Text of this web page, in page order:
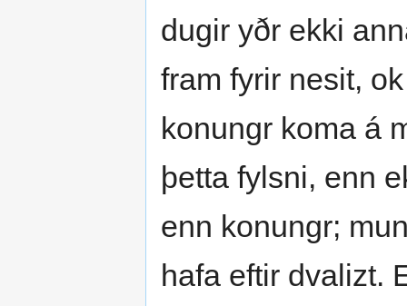
dugir yðr ekki
fram fyrir nesit,
konungr koma á
þetta fylsni, enn
enn konungr;
hafa eftir dvalizt.